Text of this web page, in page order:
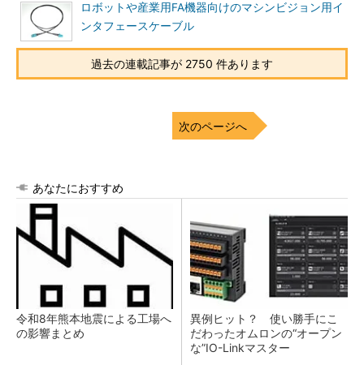
ロボットや産業用FA機器向けのマシンビジョン用イ
ンタフェースケーブル
過去の連載記事が 2750 件あります
次のページへ
あなたにおすすめ
令和8年熊本地震による工場へ
の影響まとめ
異例ヒット？ 使い勝手にこ
だわったオムロンの“オープン
な”IO-Linkマスター